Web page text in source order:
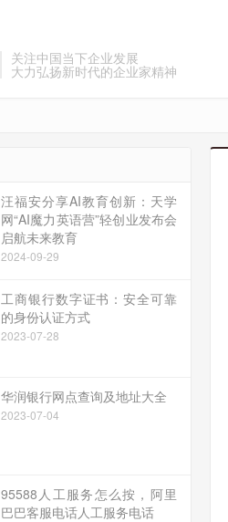
关注中国当下企业发展
大力弘扬新时代的企业家精神
汪福安分享AI教育创新：天学
网“AI魔力英语营”轻创业发布会
启航未来教育
2024-09-29
工商银行数字证书：安全可靠
的身份认证方式
2023-07-28
华润银行网点查询及地址大全
2023-07-04
95588人工服务怎么按，阿里
巴巴客服电话人工服务电话